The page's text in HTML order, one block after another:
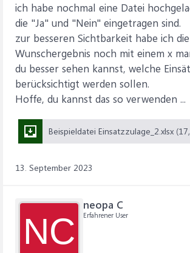
ich habe nochmal eine Datei
die "Ja" und "Nein" eingetragen sind.
zur besseren Sichtbarkeit habe ich
Wunschergebnis noch mit einem x
du besser sehen kannst, welche
berücksichtigt werden sollen.
Hoffe, du kannst das so verwenden ...
Beispieldatei Einsatzzulage_2.xlsx
13. September 2023
NC
neopa C
Erfahrener User